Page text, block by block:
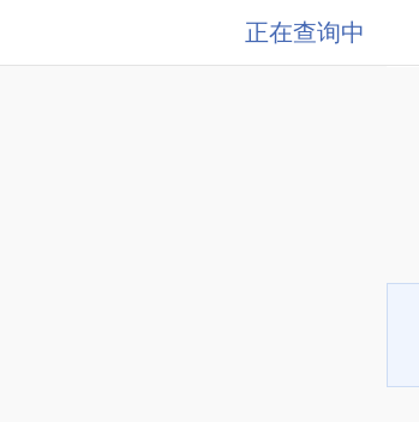
正在查询中